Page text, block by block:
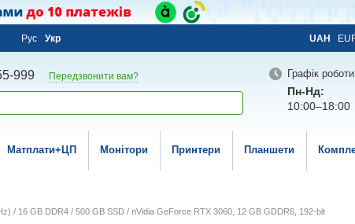
Рус Укр UAH
999 Передзвонити вам? Графік
Пн-Нд:
10:00–18:00
Матплати+ЦП Монітори Принтери Планшети
/ 16 GB DDR4 / 500 GB SSD / nVidia GeForce RTX 3060, 12 GB GDDR6, 192-bit